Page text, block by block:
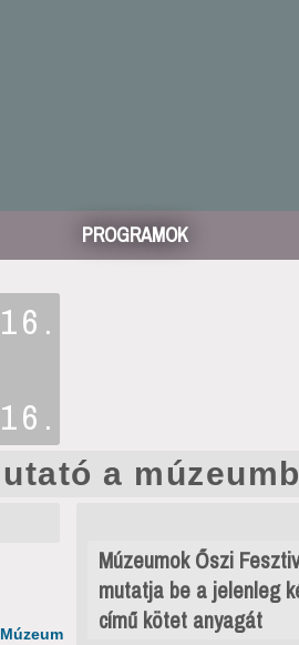
PROGRAMOK
a
Múzeumok Őszi
mutatja be a jelenleg
című kötet anyagát